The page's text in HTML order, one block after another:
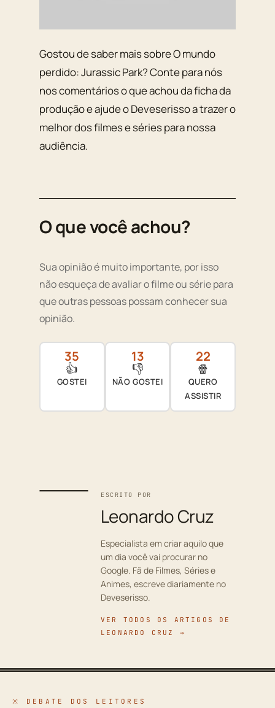
Gostou de saber mais sobre O mundo
perdido: Jurassic Park? Conte para nós
nos comentários o que achou da ficha da
produção e ajude o Deveserisso a trazer o
melhor dos filmes e séries para nossa
audiência.
O que você achou?
Sua opinião é muito importante, por isso
não esqueça de avaliar o filme ou série para
que outras pessoas possam conhecer sua
opinião.
35
👍
GOSTEI
13
👎
NÃO GOSTEI
22
🍿
QUERO
ASSISTIR
ESCRITO POR
Leonardo Cruz
Especialista em criar aquilo que
um dia você vai procurar no
Google. Fã de Filmes, Séries e
Animes, escreve diariamente no
Deveserisso.
VER TODOS OS ARTIGOS DE
LEONARDO CRUZ →
※ DEBATE DOS LEITORES